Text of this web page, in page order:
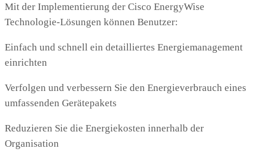
Mit der Implementierung der Cisco EnergyWise
Technologie-Lösungen können Benutzer:
Einfach und schnell ein detailliertes Energiemanagement
einrichten
Verfolgen und verbessern Sie den Energieverbrauch eines
umfassenden Gerätepakets
Reduzieren Sie die Energiekosten innerhalb der
Organisation